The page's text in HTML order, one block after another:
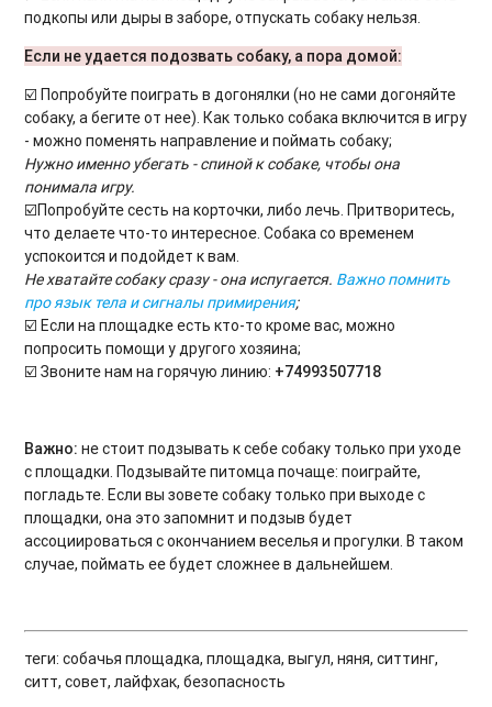
подкопы или дыры в заборе, отпускать собаку нельзя.
Если не удается подозвать собаку, а пора домой:
☑️ ​Попробуйте поиграть в догонялки (но не сами догоняйте
собаку, а бегите от нее). Как только собака включится в игру
- можно поменять направление и поймать собаку;
Нужно именно убегать - спиной к собаке, чтобы она
понимала игру.
☑️Попробуйте сесть на корточки, либо лечь. Притворитесь,
что делаете что-то интересное. Собака со временем
успокоится и подойдет к вам.
Не хватайте собаку сразу - она испугается. Важно помнить
про язык тела и сигналы примирения;
☑️ ​Если на площадке есть кто-то кроме вас, можно
попросить помощи у другого хозяина;
☑️ ​Звоните нам на горячую линию: +74993507718
Важно: не стоит подзывать к себе собаку только при уходе
с площадки. Подзывайте питомца почаще: поиграйте,
погладьте. Если вы зовете собаку только при выходе с
площадки, она это запомнит и подзыв будет
ассоциироваться с окончанием веселья и прогулки. В таком
случае, поймать ее будет сложнее в дальнейшем.
​теги: собачья площадка, площадка, выгул, няня, ситтинг,
ситт, совет, лайфхак, безопасность